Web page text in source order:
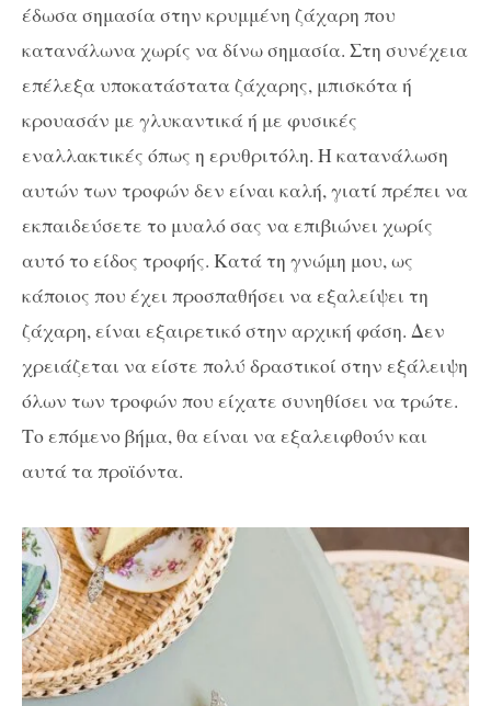
έδωσα σημασία στην κρυμμένη ζάχαρη που
κατανάλωνα χωρίς να δίνω σημασία. Στη συνέχεια
επέλεξα υποκατάστατα ζάχαρης, μπισκότα ή
κρουασάν με γλυκαντικά ή με φυσικές
εναλλακτικές όπως η ερυθριτόλη. Η κατανάλωση
αυτών των τροφών δεν είναι καλή, γιατί πρέπει να
εκπαιδεύσετε το μυαλό σας να επιβιώνει χωρίς
αυτό το είδος τροφής. Κατά τη γνώμη μου, ως
κάποιος που έχει προσπαθήσει να εξαλείψει τη
ζάχαρη, είναι εξαιρετικό στην αρχική φάση. Δεν
χρειάζεται να είστε πολύ δραστικοί στην εξάλειψη
όλων των τροφών που είχατε συνηθίσει να τρώτε.
Το επόμενο βήμα, θα είναι να εξαλειφθούν και
αυτά τα προϊόντα.